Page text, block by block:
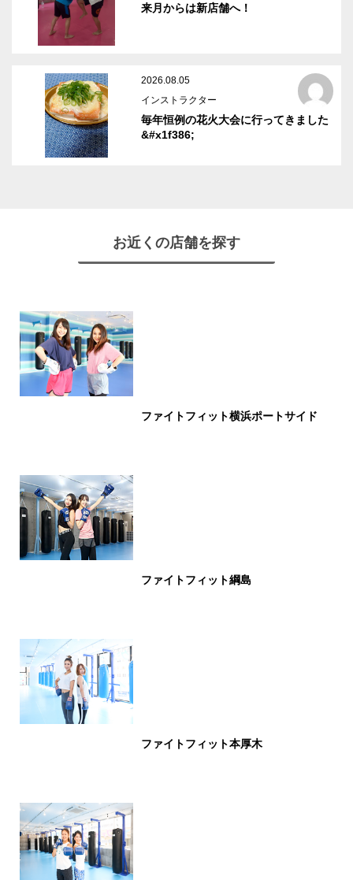
来月からは新店舗へ！
2026.08.05
インストラクター
毎年恒例の花火大会に行ってきました
&#x1f386;
お近くの店舗を探す
ファイトフィット横浜ポートサイド
ファイトフィット綱島
ファイトフィット本厚木